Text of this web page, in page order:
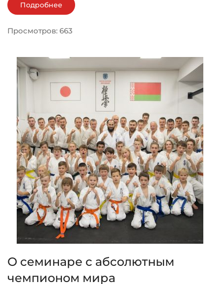
Подробнее
Просмотров: 663
О семинаре с абсолютным
чемпионом мира